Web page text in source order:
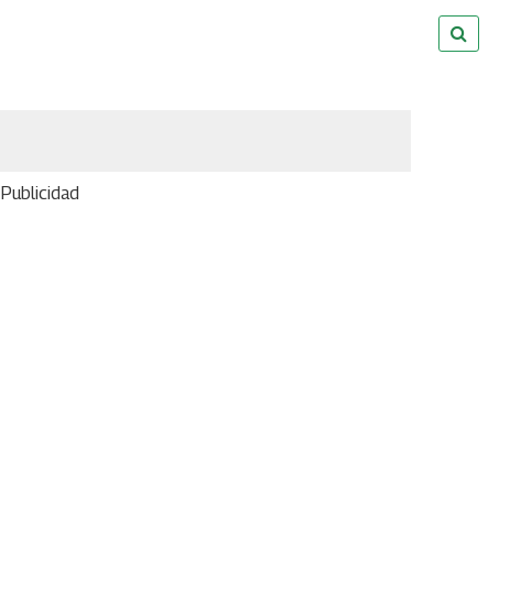
Publicidad